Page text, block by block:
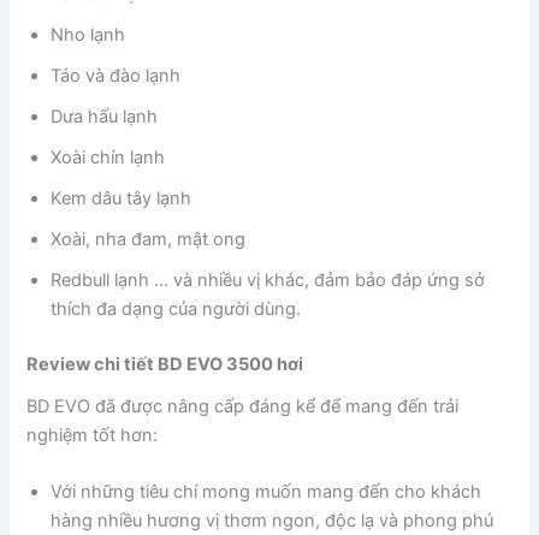
Nho lạnh
Táo và đào lạnh
Dưa hấu lạnh
Xoài chín lạnh
Kem dâu tây lạnh
Xoài, nha đam, mật ong
Redbull lạnh … và nhiều vị khác, đảm bảo đáp ứng sở
thích đa dạng của người dùng.
Review chi tiết BD EVO 3500 hơi
BD EVO đã được nâng cấp đáng kể để mang đến trải
nghiệm tốt hơn:
Với những tiêu chí mong muốn mang đến cho khách
hàng nhiều hương vị thơm ngon, độc lạ và phong phú